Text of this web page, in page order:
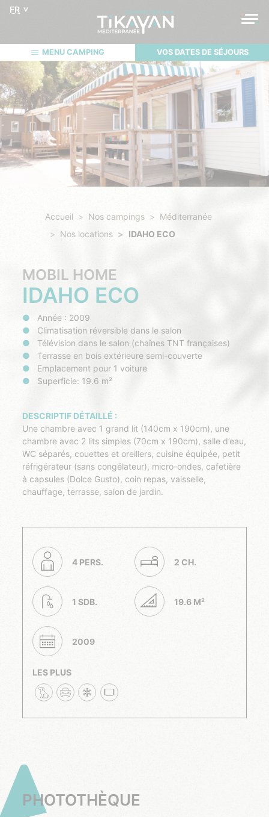
FR
MENU CAMPING VOS DATES DE SÉJOURS
Accueil Nos campings
Méditerranée
Nos locations
IDAHO ECO
MOBIL HOME
IDAHO ECO
Année : 2009
Climatisation réversible dans le salon
Télévision dans le salon (chaînes TNT françaises)
Terrasse en bois extérieure semi-couverte
Emplacement pour 1 voiture
Superficie: 19.6 m²
DESCRIPTIF DÉTAILLÉ :
Une chambre avec 1 grand lit (140cm x 190cm), une
chambre avec 2 lits simples (70cm x 190cm), salle d’eau,
WC séparés, couettes et oreillers, cuisine équipée, petit
réfrigérateur (sans congélateur), micro-ondes, cafetière
à capsules (Dolce Gusto), coin repas, vaisselle,
chauffage, terrasse, salon de jardin.
4 PERS. 2 CH.
1 SDB. 19.6 M²
2009
LES PLUS
PHOTOTHÈQUE